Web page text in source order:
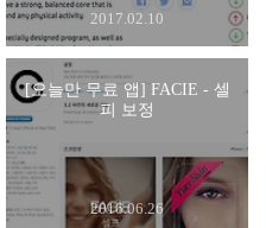
2017.02.10
[오늘만 무료 앱] FACIE - 셀
피 보정
2016.06.26